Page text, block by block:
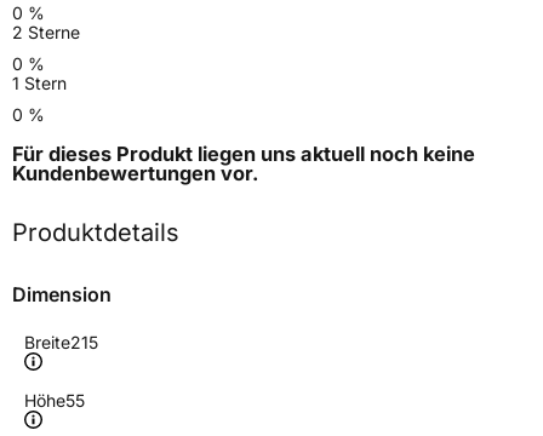
0 %
2 Sterne
0 %
1 Stern
0 %
Für dieses Produkt liegen uns aktuell noch keine
Kundenbewertungen vor.
Produktdetails
Dimension
Breite215
Höhe55